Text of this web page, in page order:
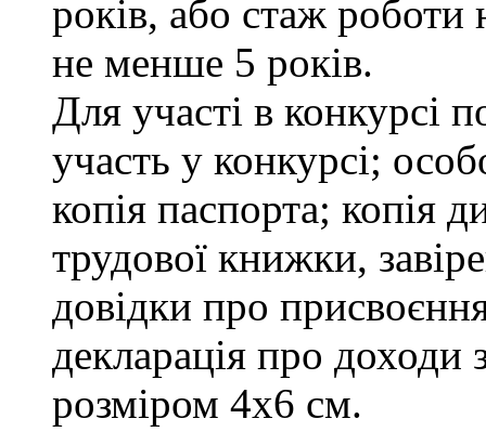
років, або стаж роботи
не менше 5 років.
Для участі в конкурсі
участь у конкурсі;
копія паспорта; копія
трудової книжки,
довідки про
декларація про доходи
розміром 4х6 см.